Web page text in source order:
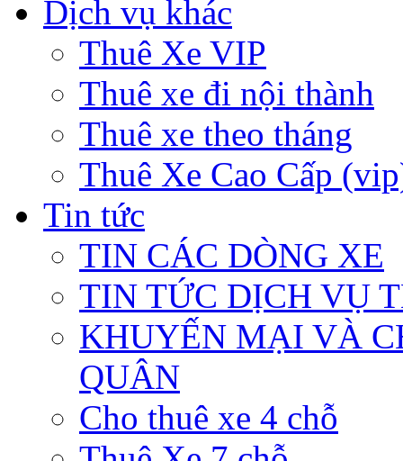
Dịch vụ khác
Thuê Xe VIP
Thuê xe đi nội thành
Thuê xe theo tháng
Thuê Xe Cao Cấp
Tin tức
TIN CÁC DÒNG XE
TIN TỨC DỊCH VỤ
KHUYẾN MẠI VÀ
QUÂN
Cho thuê xe 4 chỗ